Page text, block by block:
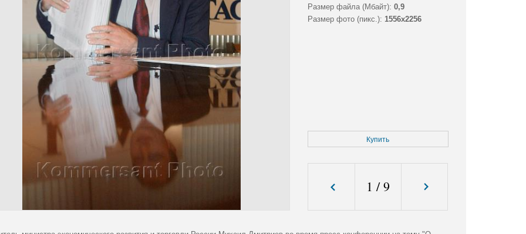
Размер файла (Мбайт): 0,9
Размер фото (пикс.): 1556x2256
Купить
1 /9